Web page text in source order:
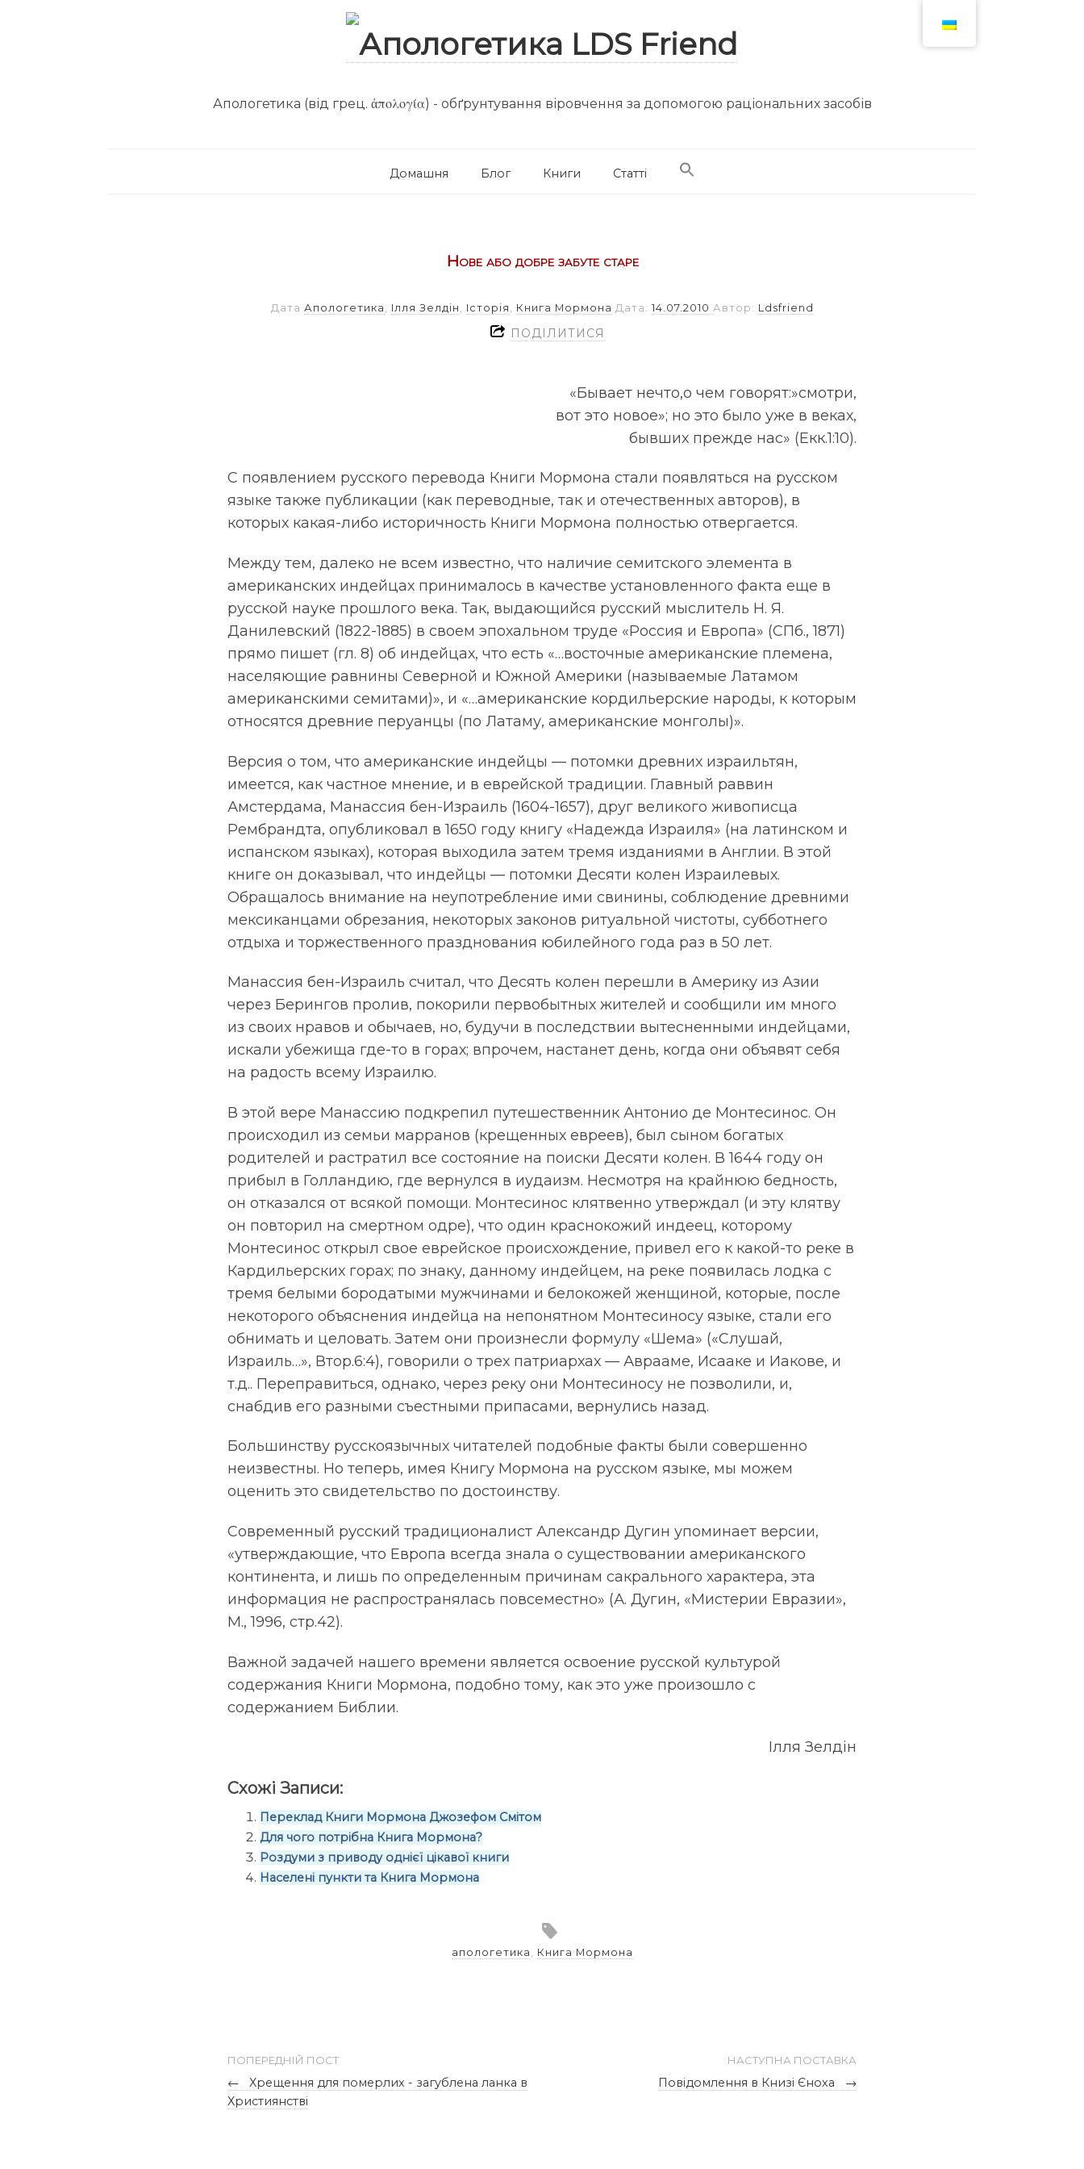
Апологетика (від грец. ἀπολογία) - обґрунтування віровчення за допомогою раціональних засобів
Домашня Блог Книги Статті
Нове або добре забуте старе
Дата Апологетика Ілля Зелдін Історія Книга Мормона Дата: 14.07.2010 Автор: Ldsfriend
ПОДІЛИТИСЯ
«Бывает нечто,о чем говорят:»смотри,
вот это новое»; но это было уже в веках,
бывших прежде нас» (Екк.1:10).
С появлением русского перевода Книги Мормона стали появляться на русском
языке также публикации (как переводные, так и отечественных авторов), в
которых какая-либо историчность Книги Мормона полностью отвергается.
Между тем, далеко не всем известно, что наличие семитского элемента в
американских индейцах принималось в качестве установленного факта еще в
русской науке прошлого века. Так, выдающийся русский мыслитель Н. Я.
Данилевский (1822-1885) в своем эпохальном труде «Россия и Европа» (СПб., 1871)
прямо пишет (гл. 8) об индейцах, что есть «…восточные американские племена,
населяющие равнины Северной и Южной Америки (называемые Латамом
американскими семитами)», и «…американские кордильерские народы, к которым
относятся древние перуанцы (по Латаму, американские монголы)».
Версия о том, что американские индейцы — потомки древних израильтян,
имеется, как частное мнение, и в еврейской традиции. Главный раввин
Амстердама, Манассия бен-Израиль (1604-1657), друг великого живописца
Рембрандта, опубликовал в 1650 году книгу «Надежда Израиля» (на латинском и
испанском языках), которая выходила затем тремя изданиями в Англии. В этой
книге он доказывал, что индейцы — потомки Десяти колен Израилевых.
Обращалось внимание на неупотребление ими свинины, соблюдение древними
мексиканцами обрезания, некоторых законов ритуальной чистоты, субботнего
отдыха и торжественного празднования юбилейного года раз в 50 лет.
Манассия бен-Израиль считал, что Десять колен перешли в Америку из Азии
через Берингов пролив, покорили первобытных жителей и сообщили им много
из своих нравов и обычаев, но, будучи в последствии вытесненными индейцами,
искали убежища где-то в горах; впрочем, настанет день, когда они объявят себя
на радость всему Израилю.
В этой вере Манассию подкрепил путешественник Антонио де Монтесинос. Он
происходил из семьи марранов (крещенных евреев), был сыном богатых
родителей и растратил все состояние на поиски Десяти колен. В 1644 году он
прибыл в Голландию, где вернулся в иудаизм. Несмотря на крайнюю бедность,
он отказался от всякой помощи. Монтесинос клятвенно утверждал (и эту клятву
он повторил на смертном одре), что один краснокожий индеец, которому
Монтесинос открыл свое еврейское происхождение, привел его к какой-то реке в
Кардильерских горах; по знаку, данному индейцем, на реке появилась лодка с
тремя белыми бородатыми мужчинами и белокожей женщиной, которые, после
некоторого объяснения индейца на непонятном Монтесиносу языке, стали его
обнимать и целовать. Затем они произнесли формулу «Шема» («Слушай,
Израиль…», Втор.6:4), говорили о трех патриархах — Аврааме, Исааке и Иакове, и
т.д.. Переправиться, однако, через реку они Монтесиносу не позволили, и,
снабдив его разными съестными припасами, вернулись назад.
Большинству русскоязычных читателей подобные факты были совершенно
неизвестны. Но теперь, имея Книгу Мормона на русском языке, мы можем
оценить это свидетельство по достоинству.
Современный русский традиционалист Александр Дугин упоминает версии,
«утверждающие, что Европа всегда знала о существовании американского
континента, и лишь по определенным причинам сакрального характера, эта
информация не распространялась повсеместно» (А. Дугин, «Мистерии Евразии»,
М., 1996, стр.42).
Важной задачей нашего времени является освоение русской культурой
содержания Книги Мормона, подобно тому, как это уже произошло с
содержанием Библии.
Ілля Зелдін
Схожі Записи:
Переклад Книги Мормона Джозефом Смітом
Для чого потрібна Книга Мормона?
Роздуми з приводу однієї цікавої книги
Населені пункти та Книга Мормона
апологетика , Книга Мормона
ПОПЕРЕДНІЙ ПОСТ
←
Хрещення для померлих - загублена ланка в
Християнстві
НАСТУПНА ПОСТАВКА
Повідомлення в Книзі Єноха →